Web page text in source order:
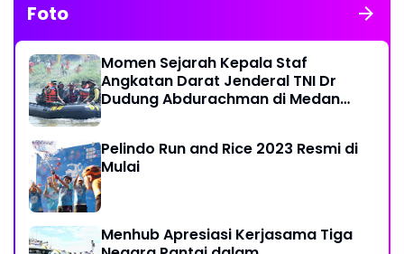
Foto
Momen Sejarah Kepala Staf
Angkatan Darat Jenderal TNI Dr
Dudung Abdurachman di Medan
Pelindo Run and Rice 2023 Resmi di
Mulai
Menhub Apresiasi Kerjasama Tiga